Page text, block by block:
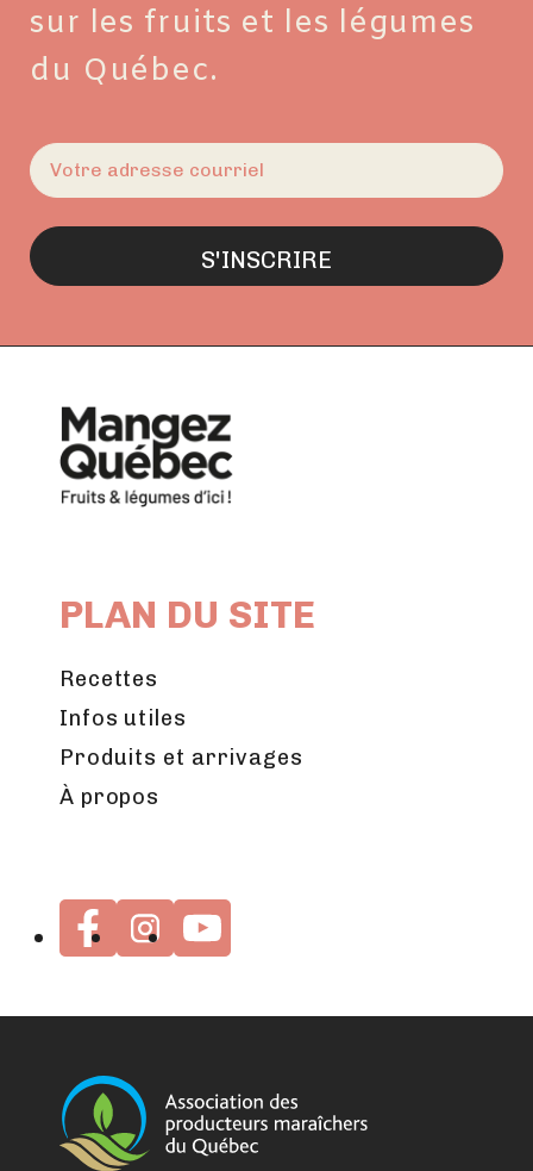
sur les fruits et les légumes
du Québec.
E-
mail(Nécessaire)
PLAN DU SITE
Recettes
Infos utiles
Produits et arrivages
À propos